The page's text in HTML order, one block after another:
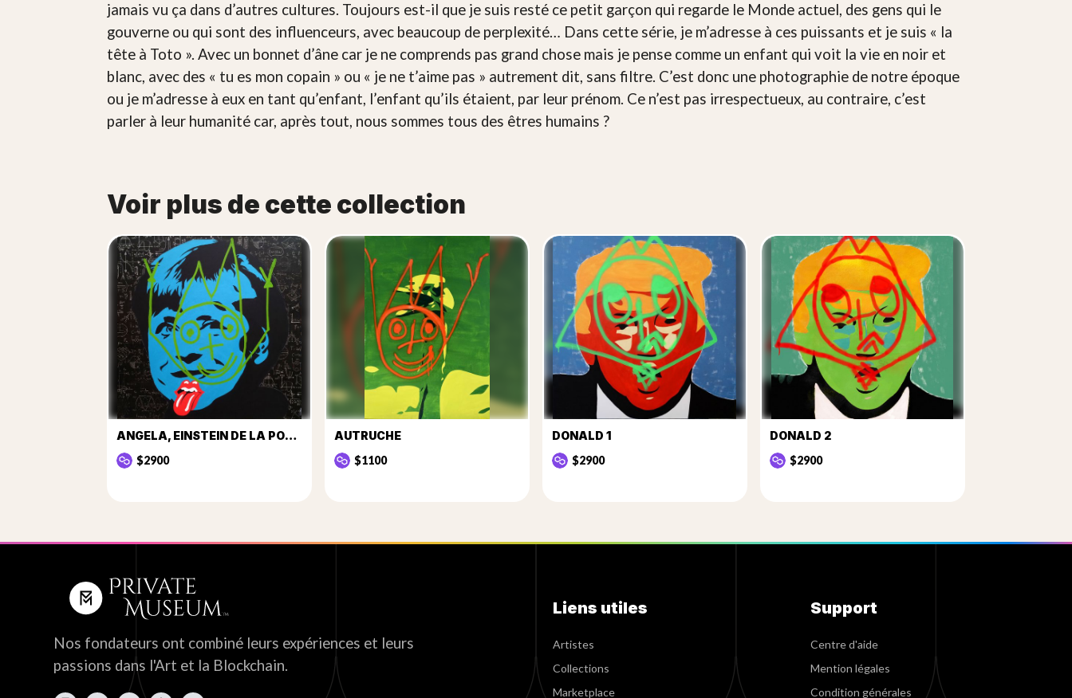
jamais vu ça dans d’autres cultures. Toujours est-il que je suis resté ce petit garçon qui regarde le Monde actuel, des gens qui le
gouverne ou qui sont des influenceurs, avec beaucoup de perplexité… Dans cette série, je m’adresse à ces puissants et je suis « la
tête à Toto ». Avec un bonnet d’âne car je ne comprends pas grand chose mais je pense comme un enfant qui voit la vie en noir et
blanc, avec des « tu es mon copain » ou « je ne t’aime pas » autrement dit, sans filtre. C’est donc une photographie de notre époque
ou je m’adresse à eux en tant qu’enfant, l’enfant qu’ils étaient, par leur prénom. Ce n’est pas irrespectueux, au contraire, c’est
parler à leur humanité car, après tout, nous sommes tous des êtres humains ?
Voir plus de cette collection
ANGELA, EINSTEIN DE LA POLITIQUE
$2900
AUTRUCHE
$1100
DONALD 1
$2900
DONALD 2
$2900
Nos fondateurs ont combiné leurs expériences et leurs
passions dans l'Art et la Blockchain.
Liens utiles
Artistes
Collections
Marketplace
Support
Centre d'aide
Mention légales
Condition générales